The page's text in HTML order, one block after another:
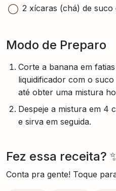
2 xícaras (chá) de suco
Modo de Preparo
Corte a banana em
liquidificador com o
até obter uma mistura
Despeje a mistura em 4
e sirva em seguida.
Fez essa receita?
Conta pra gente! Toque